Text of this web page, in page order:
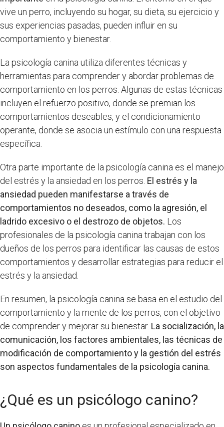
vive un perro, incluyendo su hogar, su dieta, su ejercicio y
sus experiencias pasadas, pueden influir en su
comportamiento y bienestar.
La psicología canina utiliza diferentes técnicas y
herramientas para comprender y abordar problemas de
comportamiento en los perros. Algunas de estas técnicas
incluyen el refuerzo positivo, donde se premian los
comportamientos deseables, y el condicionamiento
operante, donde se asocia un estímulo con una respuesta
específica.
Otra parte importante de la psicología canina es el manejo
del estrés y la ansiedad en los perros. El estrés y la
ansiedad pueden manifestarse a través de
comportamientos no deseados, como la agresión, el
ladrido excesivo o el destrozo de objetos. Los
profesionales de la psicología canina trabajan con los
dueños de los perros para identificar las causas de estos
comportamientos y desarrollar estrategias para reducir el
estrés y la ansiedad.
En resumen, la psicología canina se basa en el estudio del
comportamiento y la mente de los perros, con el objetivo
de comprender y mejorar su bienestar. La socialización, la
comunicación, los factores ambientales, las técnicas de
modificación de comportamiento y la gestión del estrés
son aspectos fundamentales de la psicología canina.
¿Qué es un psicólogo canino?